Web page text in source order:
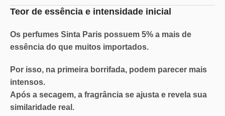
Teor de essência e intensidade inicial
Os perfumes Sinta Paris possuem 5% a mais de
essência do que muitos importados.
Por isso, na primeira borrifada, podem parecer mais
intensos.
Após a secagem, a fragrância se ajusta e revela sua
similaridade real.